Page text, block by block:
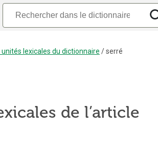
lexicales du dictionnaire /serré
de l’article